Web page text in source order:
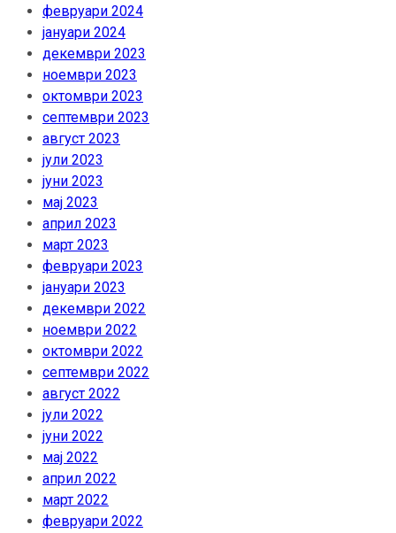
февруари 2024
јануари 2024
декември 2023
ноември 2023
октомври 2023
септември 2023
август 2023
јули 2023
јуни 2023
мај 2023
април 2023
март 2023
февруари 2023
јануари 2023
декември 2022
ноември 2022
октомври 2022
септември 2022
август 2022
јули 2022
јуни 2022
мај 2022
април 2022
март 2022
февруари 2022